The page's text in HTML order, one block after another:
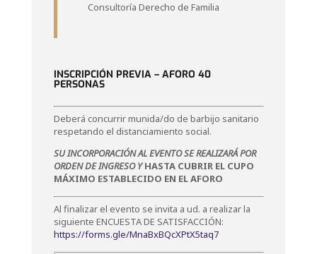
Consultoría Derecho de Familia
INSCRIPCIÓN PREVIA – AFORO 40
PERSONAS
Deberá concurrir munida/do de barbijo sanitario
respetando el distanciamiento social.
SU INCORPORACIÓN AL EVENTO SE REALIZARÁ POR
ORDEN DE INGRESO YHASTA CUBRIR EL CUPO
MÁXIMO ESTABLECIDO EN EL AFORO
Al finalizar el evento se invita a ud. a realizar la
siguiente ENCUESTA DE SATISFACCIÓN:
https://forms.gle/MnaBxBQcXPtX5taq7